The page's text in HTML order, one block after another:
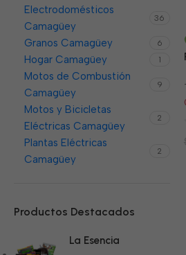
Electrodomésticos
Camagüey
36
Granos Camagüey 6
Hogar Camagüey 1
Motos de Combustión
Camagüey
9
Motos y Bicicletas
Eléctricas Camagüey
2
Plantas Eléctricas
Camagüey
2
Productos Destacados
La Esencia